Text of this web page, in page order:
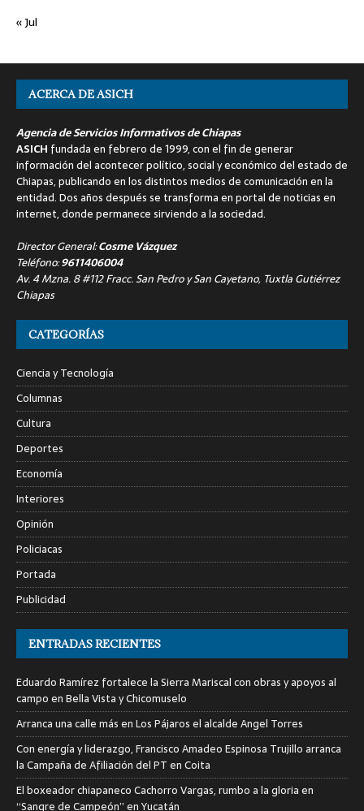
« Jul
ACERCA DE ASICH
Agencia de Servicios Informativos de Chiapas
ASICH fundada en febrero de 1999, con el fin de generar
información del acontecer político, social y económico del estado de
Chiapas, publicando en los distintos medios de comunicación en la
entidad. Dos años después se transforma en portal de noticias en
internet, donde permanece sirviendo a la sociedad.
Director General:Cosme Vázquez
Teléfono:9611406004
Av. 4 Mzna. 8 #112 Fracc. San Pedro y San Cayetano, Tuxtla Gutiérrez
Chiapas
CATEGORÍAS
Ciencia y Tecnología
Columnas
Cultura
Deportes
Economía
Interiores
Opinión
Policiacas
Portada
Publicidad
ENTRADAS RECIENTES
Eduardo Ramírez fortalece la Sierra Mariscal con obras y apoyos al
campo en Bella Vista y Chicomuselo
Arranca una calle más en Los Pájaros el alcalde Angel Torres
Con energía y liderazgo, Francisco Amadeo Espinosa Trujillo arranca
la Campaña de Afiliación del PT en Coita
El boxeador chiapaneco Cachorro Vargas, rumbo a la gloria en
“Sangre de Campeón” en Yucatán